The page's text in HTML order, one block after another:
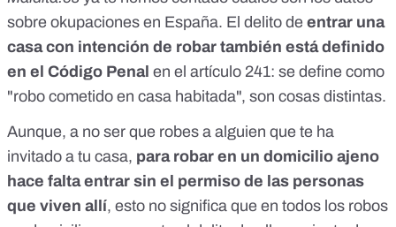
sobre okupaciones en España. El delito de entrar una
casa con intención de robar también está definido
en el Código Penal en el artículo 241: se define como
"robo cometido en casa habitada", son cosas distintas.
Aunque, a no ser que robes a alguien que te ha
invitado a tu casa, para robar en un domicilio ajeno
hace falta entrar sin el permiso de las personas
que viven allí, esto no significa que en todos los robos